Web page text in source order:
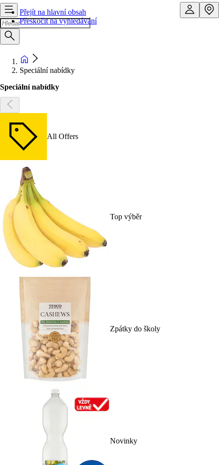
Přejít na hlavní obsah
Přeskočit na vyhledávání
Speciální nabídky
Speciální nabídky
All Offers
Top výběr
Zpátky do školy
Novinky